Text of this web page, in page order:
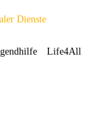
Life4All